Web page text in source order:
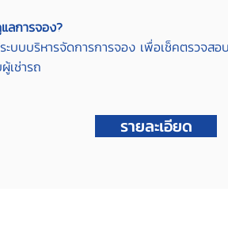
ลการจอง?
ะบบบริหารจัดการการจอง เพื่อเช็คตรวจ
เช่ารถ
รายละเอียด